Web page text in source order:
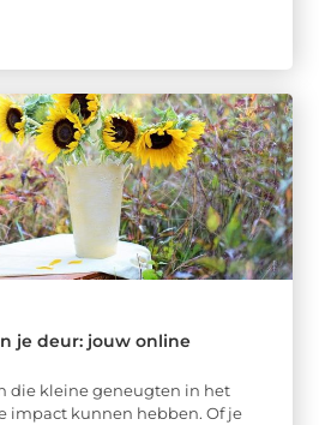
je deur: jouw online
die kleine geneugten in het
impact kunnen hebben. Of je